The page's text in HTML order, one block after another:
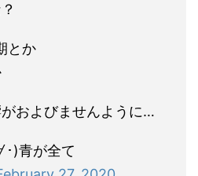
とか
およびませんように…
)青が全て